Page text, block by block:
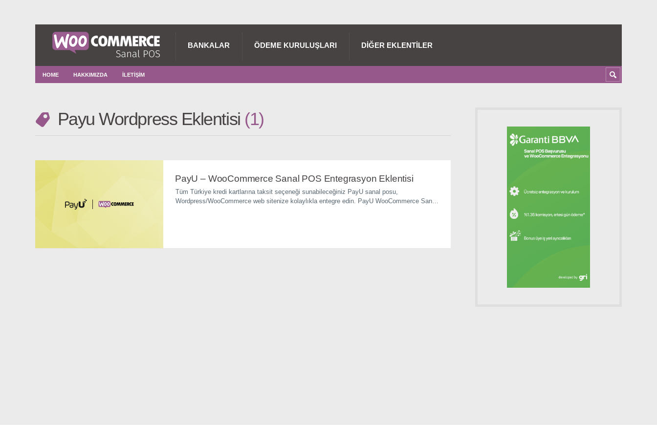
BANKALAR ÖDEME KURULUŞLARI DIĞER EKLENTILER
HOME HAKKIMIZDA İLETIŞIM
Payu Wordpress Eklentisi 1
PayU – WooCommerce Sanal POS Entegrasyon Eklentisi
Tüm Türkiye kredi kartlarına taksit seçeneği sunabileceğiniz PayU sanal posu,
Wordpress/WooCommerce web sitenize kolaylıkla entegre edin. PayU WooCommerce Sanal